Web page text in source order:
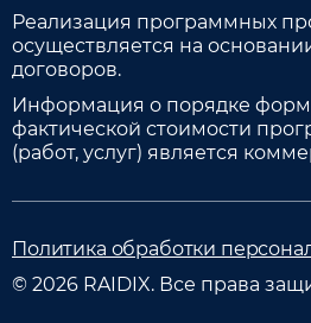
Реализация программных
осуществляется на
договоров.
Информация о порядке
фактической стоимости
(работ, услуг) является
© 2026 RAIDIX. Все права
Политика обработки